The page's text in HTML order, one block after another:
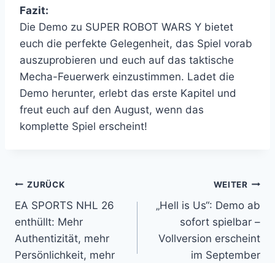
Fazit:
Die Demo zu SUPER ROBOT WARS Y bietet
euch die perfekte Gelegenheit, das Spiel vorab
auszuprobieren und euch auf das taktische
Mecha-Feuerwerk einzustimmen. Ladet die
Demo herunter, erlebt das erste Kapitel und
freut euch auf den August, wenn das
komplette Spiel erscheint!
Beitragsnavigation
ZURÜCK
EA SPORTS NHL 26
enthüllt: Mehr
Authentizität, mehr
Persönlichkeit, mehr
WEITER
„Hell is Us“: Demo ab
sofort spielbar –
Vollversion erscheint
im September